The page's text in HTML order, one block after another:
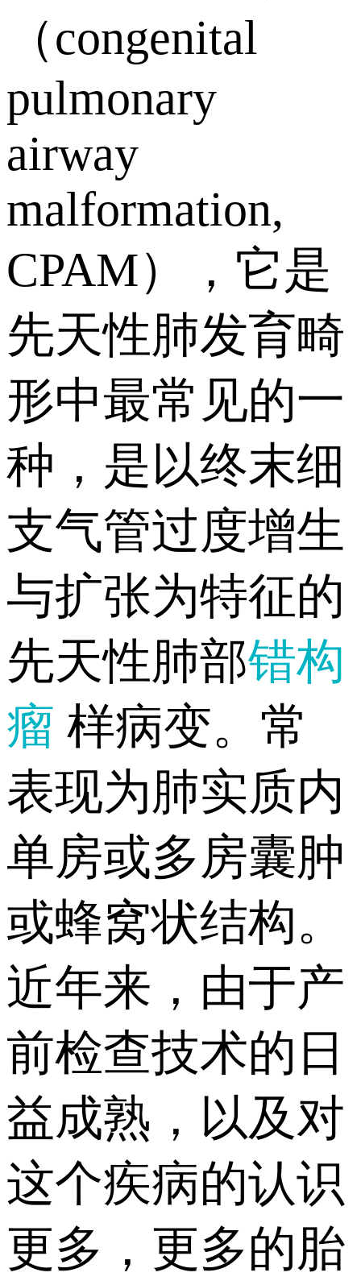
（congenital
pulmonary
airway
malformation,
CPAM），它是
先天性肺发育畸
形中最常见的一
种，是以终末细
支气管过度增生
与扩张为特征的
先天性肺部错构
瘤 样病变。常
表现为肺实质内
单房或多房囊肿
或蜂窝状结构。
近年来，由于产
前检查技术的日
益成熟，以及对
这个疾病的认识
更多，更多的胎